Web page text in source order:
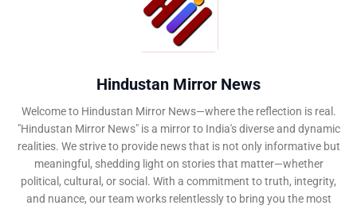
Hindustan Mirror News
Welcome to Hindustan Mirror News—where the reflection is real.
"Hindustan Mirror News" is a mirror to India's diverse and dynamic
realities. We strive to provide news that is not only informative but
meaningful, shedding light on stories that matter—whether
political, cultural, or social. With a commitment to truth, integrity,
and nuance, our team works relentlessly to bring you the most